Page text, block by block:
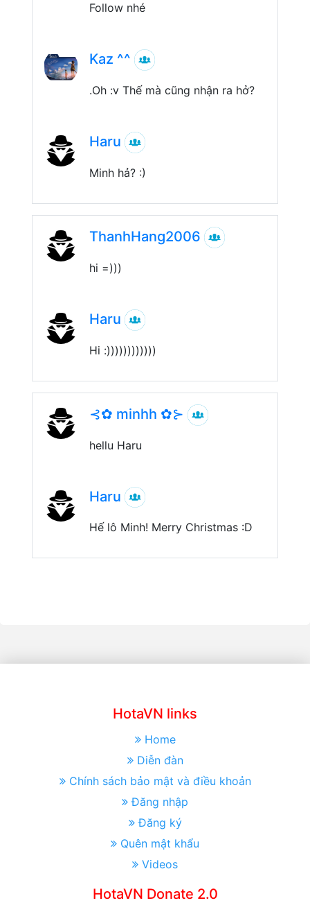
Follow nhé
Kaz ^^
.Oh :v Thế mà cũng nhận ra hở?
Haru
Minh hả? :)
ThanhHang2006
hi =)))
Haru
Hi :))))))))))))
⊰✿ minhh ✿⊱
hellu Haru
Haru
Hế lô Minh! Merry Christmas :D
HotaVN links
Home
Diễn đàn
Chính sách bảo mật và điều khoản
Đăng nhập
Đăng ký
Quên mật khẩu
Videos
HotaVN Donate 2.0